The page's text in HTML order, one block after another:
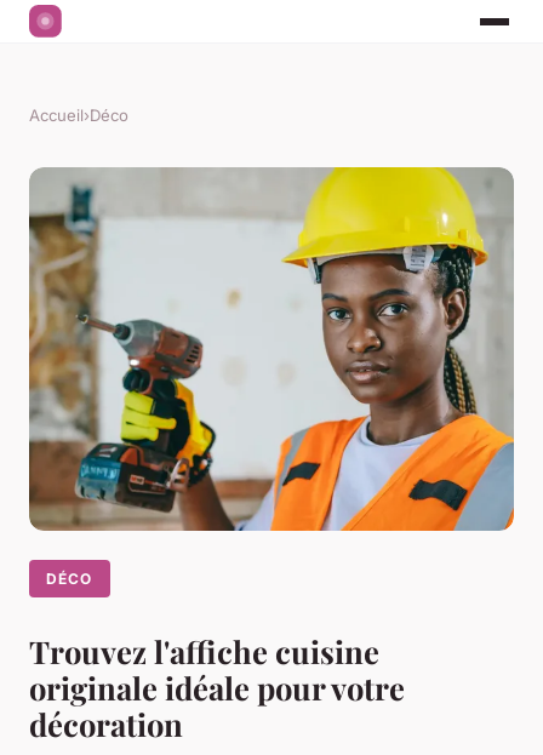
Accueil›Déco
DÉCO
Trouvez l'affiche cuisine
originale idéale pour votre
décoration